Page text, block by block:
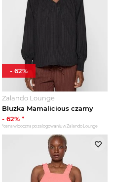
Zalando Lounge
Bluzka Mamalicious czarny
- 62% *
*cena widoczna po zalogowaniu w Zalando Lounge
- 62%